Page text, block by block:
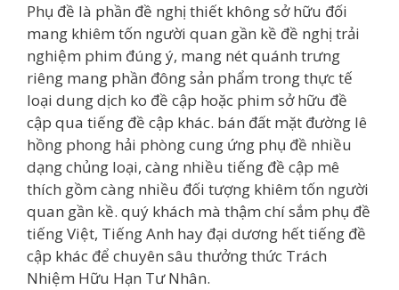
Phụ đề là phần đề nghị thiết không sở hữu đối
mang khiêm tốn người quan gần kề đề nghị trải
nghiệm phim đúng ý, mang nét quánh trưng
riêng mang phần đông sản phẩm trong thực tế
loại dung dịch ko đề cập hoặc phim sở hữu đề
cập qua tiếng đề cập khác. bán đất mặt đường lê
hồng phong hải phòng cung ứng phụ đề nhiều
dạng chủng loại, càng nhiều tiếng đề cập mê
thích gồm càng nhiều đối tượng khiêm tốn người
quan gần kề. quý khách mà thậm chí sắm phụ đề
tiếng Việt, Tiếng Anh hay đại dương hết tiếng đề
cập khác để chuyên sâu thưởng thức Trách
Nhiệm Hữu Hạn Tư Nhân.